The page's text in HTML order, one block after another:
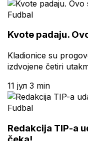
Fudbal
Kvote padaju.
Kladionice su
izdvojene četiri
11 јул 3 min
Fudbal
Redakcija TIP-a